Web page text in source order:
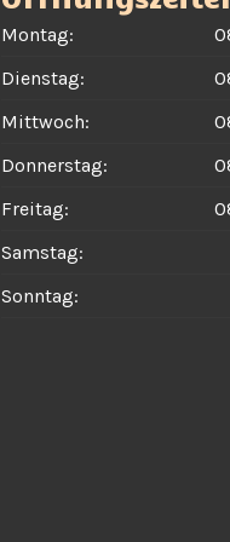
Montag:
Dienstag:
Mittwoch:
Donnerstag:
Freitag:
Samstag:
Sonntag: